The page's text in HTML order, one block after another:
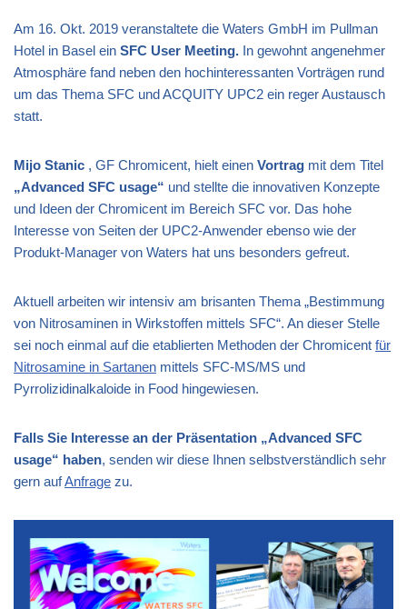
Am 16. Okt. 2019 veranstaltete die Waters GmbH im Pullman
Hotel in Basel ein SFC User Meeting. In gewohnt angenehmer
Atmosphäre fand neben den hochinteressanten Vorträgen rund
um das Thema SFC und ACQUITY UPC2 ein reger Austausch
statt.
Mijo Stanic , GF Chromicent, hielt einen Vortrag mit dem Titel
„Advanced SFC usage“ und stellte die innovativen Konzepte
und Ideen der Chromicent im Bereich SFC vor. Das hohe
Interesse von Seiten der UPC2-Anwender ebenso wie der
Produkt-Manager von Waters hat uns besonders gefreut.
Aktuell arbeiten wir intensiv am brisanten Thema „Bestimmung
von Nitrosaminen in Wirkstoffen mittels SFC“. An dieser Stelle
sei noch einmal auf die etablierten Methoden der Chromicent für
Nitrosamine in Sartanen mittels SFC-MS/MS und
Pyrrolizidinalkaloide in Food hingewiesen.
Falls Sie Interesse an der Präsentation „Advanced SFC
usage“ haben, senden wir diese Ihnen selbstverständlich sehr
gern aufAnfrage zu.